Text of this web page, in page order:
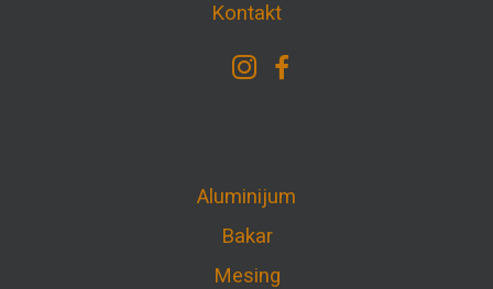
Kontakt
Aluminijum
Bakar
Mesing